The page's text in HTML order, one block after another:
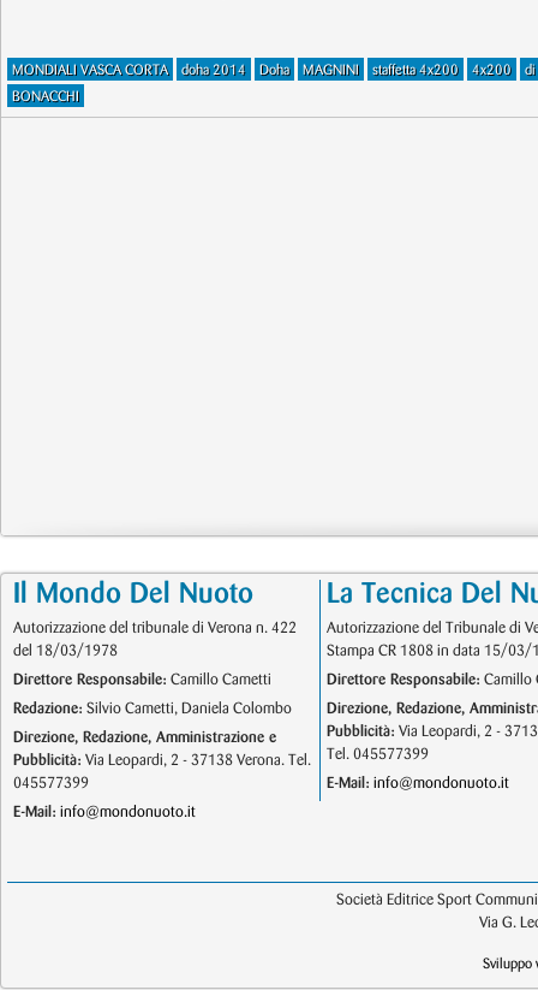
MONDIALI VASCA CORTA doha 2014 Doha MAGNINI staffetta 4x200 4x200
di
BONACCHI
Il Mondo Del Nuoto
Autorizzazione del tribunale di Verona n. 422
del 18/03/1978
Direttore Responsabile: Camillo Cametti
Redazione: Silvio Cametti, Daniela Colombo
Direzione, Redazione, Amministrazione e
Pubblicità: Via Leopardi, 2 - 37138 Verona. Tel.
045577399
E-Mail: info@mondonuoto.it
La Tecnica Del
Autorizzazione del Tribunale di
Stampa CR 1808 in data 15/03/
Direttore Responsabile: Camillo
Direzione, Redazione,
Pubblicità: Via Leopardi, 2 -
Tel. 045577399
E-Mail: info@mondonuoto.it
Società Editrice Sport
Via G.
Sviluppo